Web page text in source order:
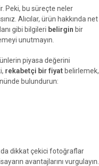
Peki, bu süreçte neler
Alıcılar, ürün hakkında net
gibi bilgileri belirgin bir
unutmayın.
piyasa değerini
rekabetçi bir fiyat belirlemek,
bulundurun:
dikkat çekici fotoğraflar
avantajlarını vurgulayın.